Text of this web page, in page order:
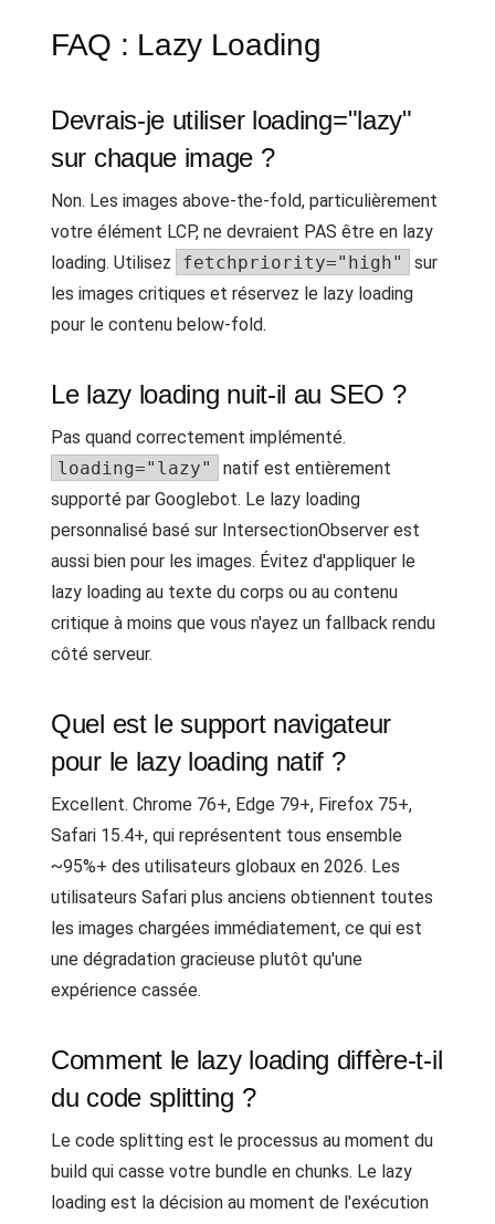
FAQ : Lazy Loading
Devrais-je utiliser loading="lazy"
sur chaque image ?
Non. Les images above-the-fold, particulièrement
votre élément LCP, ne devraient PAS être en lazy
loading. Utilisez
fetchpriority="high"
sur
les images critiques et réservez le lazy loading
pour le contenu below-fold.
Le lazy loading nuit-il au SEO ?
Pas quand correctement implémenté.
loading="lazy"
natif est entièrement
supporté par Googlebot. Le lazy loading
personnalisé basé sur IntersectionObserver est
aussi bien pour les images. Évitez d'appliquer le
lazy loading au texte du corps ou au contenu
critique à moins que vous n'ayez un fallback rendu
côté serveur.
Quel est le support navigateur
pour le lazy loading natif ?
Excellent. Chrome 76+, Edge 79+, Firefox 75+,
Safari 15.4+, qui représentent tous ensemble
~95%+ des utilisateurs globaux en 2026. Les
utilisateurs Safari plus anciens obtiennent toutes
les images chargées immédiatement, ce qui est
une dégradation gracieuse plutôt qu'une
expérience cassée.
Comment le lazy loading diffère-t-il
du code splitting ?
Le code splitting est le processus au moment du
build qui casse votre bundle en chunks. Le lazy
loading est la décision au moment de l'exécution